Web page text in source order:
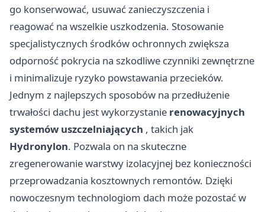
go konserwować, usuwać zanieczyszczenia i
reagować na wszelkie uszkodzenia. Stosowanie
specjalistycznych środków ochronnych zwiększa
odporność pokrycia na szkodliwe czynniki zewnętrzne
i minimalizuje ryzyko powstawania przecieków.
Jednym z najlepszych sposobów na przedłużenie
trwałości dachu jest wykorzystanie renowacyjnych
systemów uszczelniających , takich jak
Hydronylon. Pozwala on na skuteczne
zregenerowanie warstwy izolacyjnej bez konieczności
przeprowadzania kosztownych remontów. Dzięki
nowoczesnym technologiom dach może pozostać w